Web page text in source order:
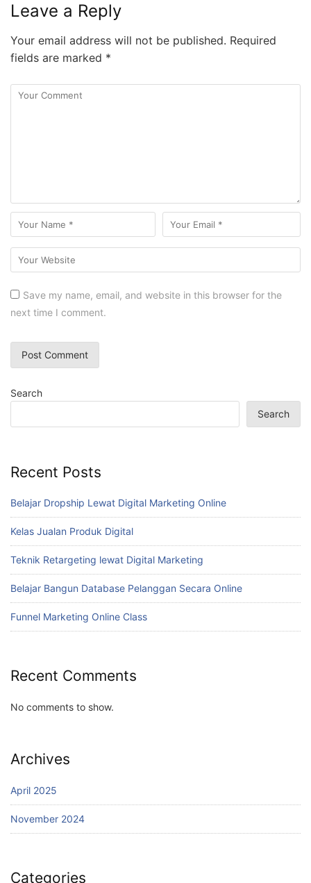
Leave a Reply
Your email address will not be published. Required
fields are marked *
Save my name, email, and website in this browser for the
next time I comment.
Search
Search
Recent Posts
Belajar Dropship Lewat Digital Marketing Online
Kelas Jualan Produk Digital
Teknik Retargeting lewat Digital Marketing
Belajar Bangun Database Pelanggan Secara Online
Funnel Marketing Online Class
Recent Comments
No comments to show.
Archives
April 2025
November 2024
Categories